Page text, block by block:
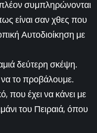
συμπληρώνονται
είναι σαν χθες που
Αυτοδιοίκηση με
δεύτερη σκέψη.
να το προβάλουμε.
που έχει να κάνει με
του Πειραιά, όπου